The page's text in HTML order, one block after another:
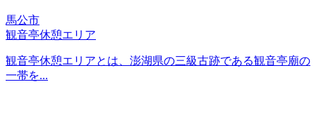
馬公市
観音亭休憩エリア
観音亭休憩エリアとは、澎湖県の三級古跡である観音亭廟の
一帯を...